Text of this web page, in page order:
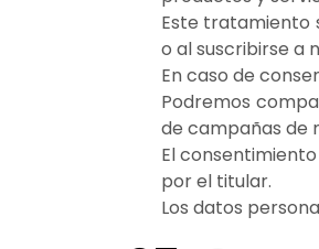
Este tratamiento
o al suscribirse a
En caso de
Podremos
de campañas de
El
por el titular.
Los datos